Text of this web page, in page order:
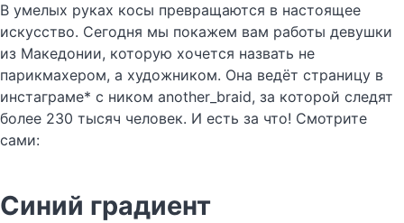
В умелых руках косы превращаются в настоящее
искусство. Сегодня мы покажем вам работы девушки
из Македонии, которую хочется назвать не
парикмахером, а художником. Она ведёт страницу в
инстаграме* с ником another_braid, за которой следят
более 230 тысяч человек. И есть за что! Смотрите
сами:
Синий градиент